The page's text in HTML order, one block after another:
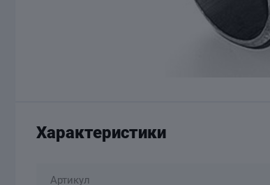
Характеристики
Артикул